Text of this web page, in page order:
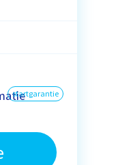
startgarantie